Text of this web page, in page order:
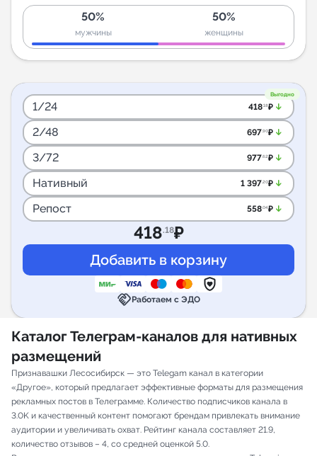
50%
мужчины
50%
женщины
Выгодно
1/24 418.18₽ arrow_downward_alt
2/48 697.90₽ arrow_downward_alt
3/72 977.62₽ arrow_downward_alt
Нативный 1 397.20₽ arrow_downward_alt
Репост 558.04₽ arrow_downward_alt
418.18₽
handshakeРаботаем с ЭДО
Каталог Телеграм-каналов для нативных
размещений
Признавашки Лесосибирск — это Telegam канал в категории
«Другое», который предлагает эффективные форматы для размещения
рекламных постов в Телеграмме. Количество подписчиков канала в
3.0K и качественный контент помогают брендам привлекать внимание
аудитории и увеличивать охват. Рейтинг канала составляет 21.9,
количество отзывов – 4, со средней оценкой 5.0.